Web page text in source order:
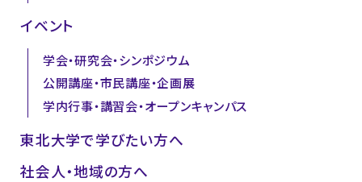
イベント
学会・研究会・シンポジウム
公開講座・市民講座・企画展
学内行事・講習会・オープンキャンパス
東北大学で学びたい方へ
社会人・地域の方へ